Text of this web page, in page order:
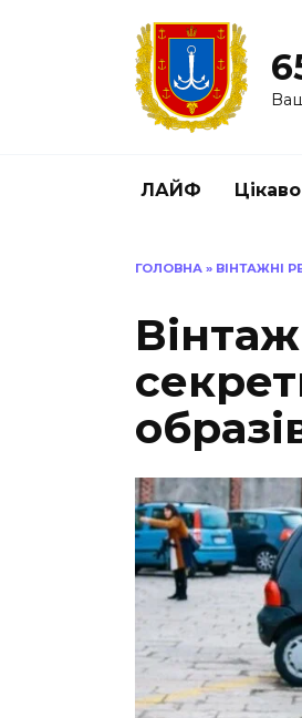
ЛАЙФ Цікаво
ГОЛОВНА » ВІНТАЖНІ